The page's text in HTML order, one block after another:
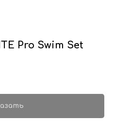
Pro Swim Set